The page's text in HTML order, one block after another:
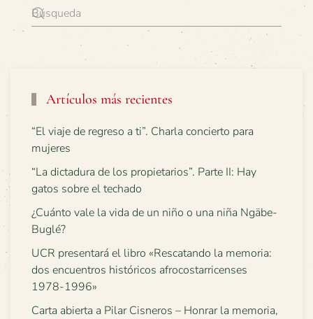
Artículos más recientes
“El viaje de regreso a ti”. Charla concierto para
mujeres
“La dictadura de los propietarios”. Parte II: Hay
gatos sobre el techado
¿Cuánto vale la vida de un niño o una niña Ngäbe-
Buglé?
UCR presentará el libro «Rescatando la memoria:
dos encuentros históricos afrocostarricenses
1978-1996»
Carta abierta a Pilar Cisneros – Honrar la memoria,